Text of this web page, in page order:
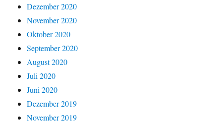
Dezember 2020
November 2020
Oktober 2020
September 2020
August 2020
Juli 2020
Juni 2020
Dezember 2019
November 2019